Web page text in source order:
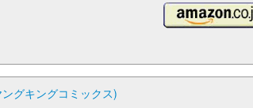
グキングコミックス)